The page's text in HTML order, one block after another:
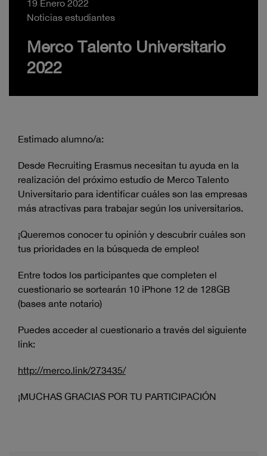
19 Enero 2022
Noticias estudiantes
Merco Talento Universitario
2022
Estimado alumno/a:
Desde Recruiting Erasmus necesitan tu ayuda en la
realización del próximo estudio de Merco Talento
Universitario para identificar cuáles son las empresas
más atractivas para trabajar según los universitarios.
¡Queremos conocer tu opinión y descubrir cuáles son
tus prioridades en la búsqueda de empleo!
Entre todos los participantes que completen el
cuestionario se sortearán 10 iPhone 12 de 128GB
(bases ante notario)
Puedes acceder al cuestionario a través del siguiente
link:
http://merco.link/273435/
¡MUCHAS GRACIAS POR TU PARTICIPACIÓN